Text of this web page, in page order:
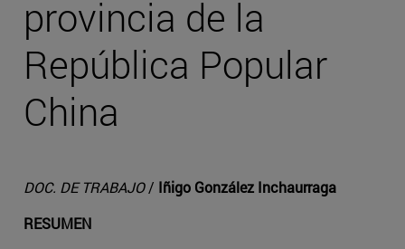
provincia de la
República Popular
China
DOC. DE TRABAJO/ Iñigo González Inchaurraga
RESUMEN